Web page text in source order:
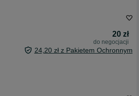
20 zł
do negocjacji
24,20 zł z Pakietem Ochronnym